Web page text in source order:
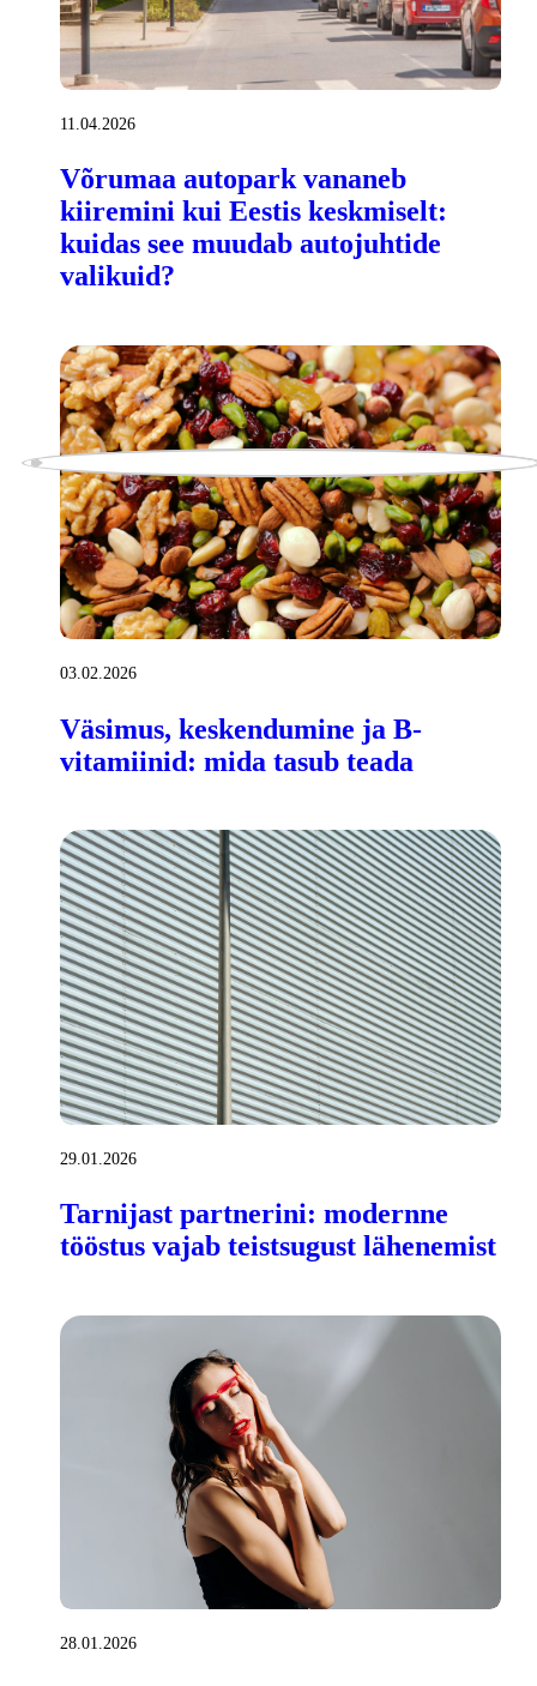
11.04.2026
Võrumaa autopark vananeb
kiiremini kui Eestis keskmiselt:
kuidas see muudab autojuhtide
valikuid?
03.02.2026
Väsimus, keskendumine ja B-
vitamiinid: mida tasub teada
29.01.2026
Tarnijast partnerini: modernne
tööstus vajab teistsugust lähenemist
28.01.2026